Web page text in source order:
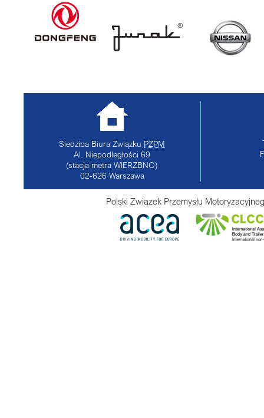
Siedziba Biura Związku PZPM
Al. Niepodległości 69
(stacja metra WIERZBNO)
02-626 Warszawa
Polski Związek Przemysłu